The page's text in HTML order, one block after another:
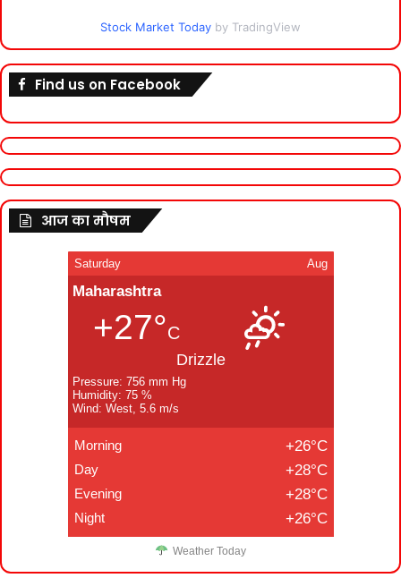
Stock Market Today by TradingView
Find us on Facebook
आज का मौषम
Saturday Aug
Maharashtra
+27°C
Drizzle
Pressure: 756 mm Hg
Humidity: 75 %
Wind: West, 5.6 m/s
Morning +26°C
Day +28°C
Evening +28°C
Night +26°C
Weather Today